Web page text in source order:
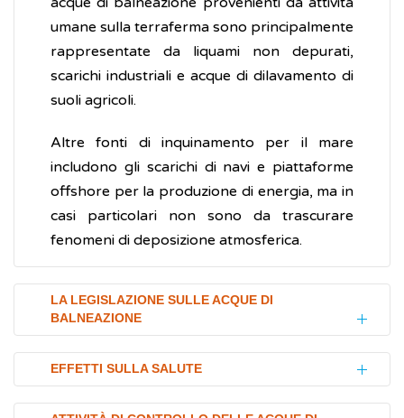
umane sulla terraferma sono principalmente
rappresentate da liquami non depurati,
scarichi industriali e acque di dilavamento di
suoli agricoli.
Altre fonti di inquinamento per il mare
includono gli scarichi di navi e piattaforme
offshore per la produzione di energia, ma in
casi particolari non sono da trascurare
fenomeni di deposizione atmosferica.
LA LEGISLAZIONE SULLE ACQUE DI
BALNEAZIONE
La Direttiva 2006/7/CE, che integra aspetti
ambientali e sanitari, ha introdotto profonde
EFFETTI SULLA SALUTE